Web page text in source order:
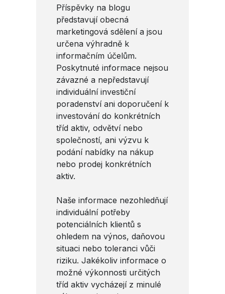
Příspěvky na blogu
představují obecná
marketingová sdělení a jsou
určena výhradně k
informačním účelům.
Poskytnuté informace nejsou
závazné a nepředstavují
individuální investiční
poradenství ani doporučení k
investování do konkrétních
tříd aktiv, odvětví nebo
společností, ani výzvu k
podání nabídky na nákup
nebo prodej konkrétních
aktiv.
Naše informace nezohledňují
individuální potřeby
potenciálních klientů s
ohledem na výnos, daňovou
situaci nebo toleranci vůči
riziku. Jakékoliv informace o
možné výkonnosti určitých
tříd aktiv vycházejí z minulé